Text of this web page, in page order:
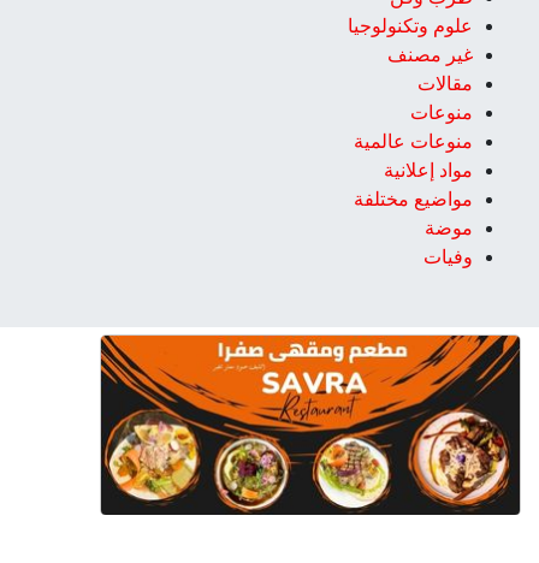
علوم وتكنولوجيا
غير مصنف
مقالات
منوعات
منوعات عالمية
مواد إعلانية
مواضيع مختلفة
موضة
وفيات